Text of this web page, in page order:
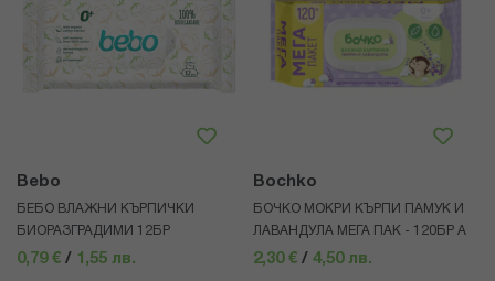
Bebo
БЕБО ВЛАЖНИ КЪРПИЧКИ
БИОРАЗГРАДИМИ 12БР
0,79 € / 1,55 лв.
Bochko
БОЧКО МОКРИ КЪРПИ ПАМУК И
ЛАВАНДУЛА МЕГА ПАК - 120БР А
2,30 € / 4,50 лв.